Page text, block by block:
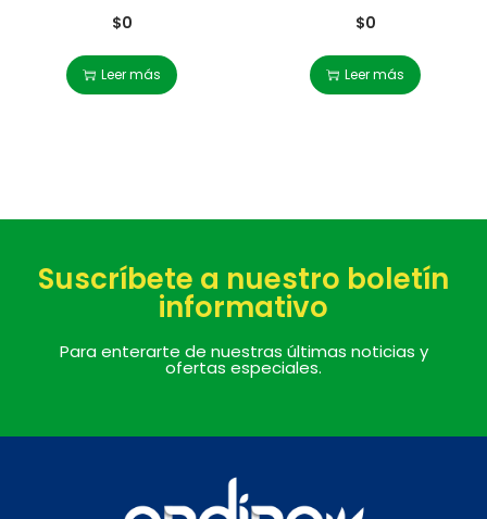
$0
Leer más
$0
Leer más
Suscríbete a nuestro boletín
informativo
Para enterarte de nuestras últimas noticias y
ofertas especiales.